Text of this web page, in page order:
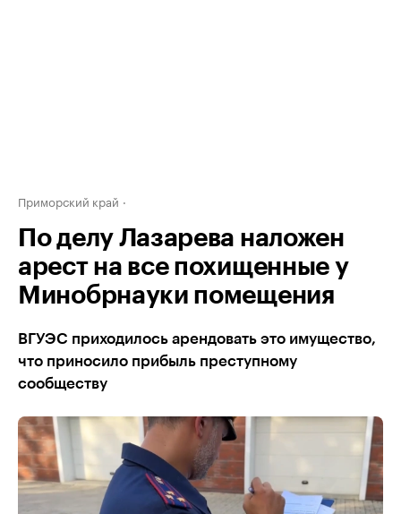
Приморский край
По делу Лазарева наложен
арест на все похищенные у
Минобрнауки помещения
ВГУЭС приходилось арендовать это имущество,
что приносило прибыль преступному
сообществу